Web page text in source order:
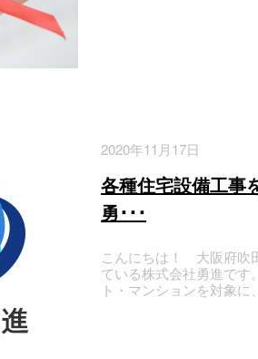
2020年11月17日
各種住宅設備工事
勇･･･
こんにちは！ 大阪府吹
ている株式会社勇進です
ト・マンションを対象